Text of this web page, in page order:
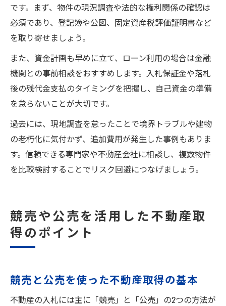
です。まず、物件の現況調査や法的な権利関係の確認は
必須であり、登記簿や公図、固定資産税評価証明書など
を取り寄せましょう。
また、資金計画も早めに立て、ローン利用の場合は金融
機関との事前相談をおすすめします。入札保証金や落札
後の残代金支払のタイミングを把握し、自己資金の準備
を怠らないことが大切です。
過去には、現地調査を怠ったことで境界トラブルや建物
の老朽化に気付かず、追加費用が発生した事例もありま
す。信頼できる専門家や不動産会社に相談し、複数物件
を比較検討することでリスク回避につなげましょう。
競売や公売を活用した不動産取
得のポイント
競売と公売を使った不動産取得の基本
不動産の入札には主に「競売」と「公売」の2つの方法が